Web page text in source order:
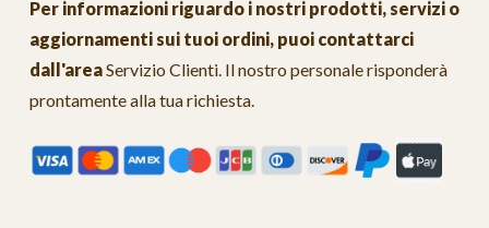
Per informazioni riguardo i nostri prodotti, servizi o
aggiornamenti sui tuoi ordini, puoi contattarci
dall'areaServizio Clienti. Il nostro personale risponderà
prontamente alla tua richiesta.